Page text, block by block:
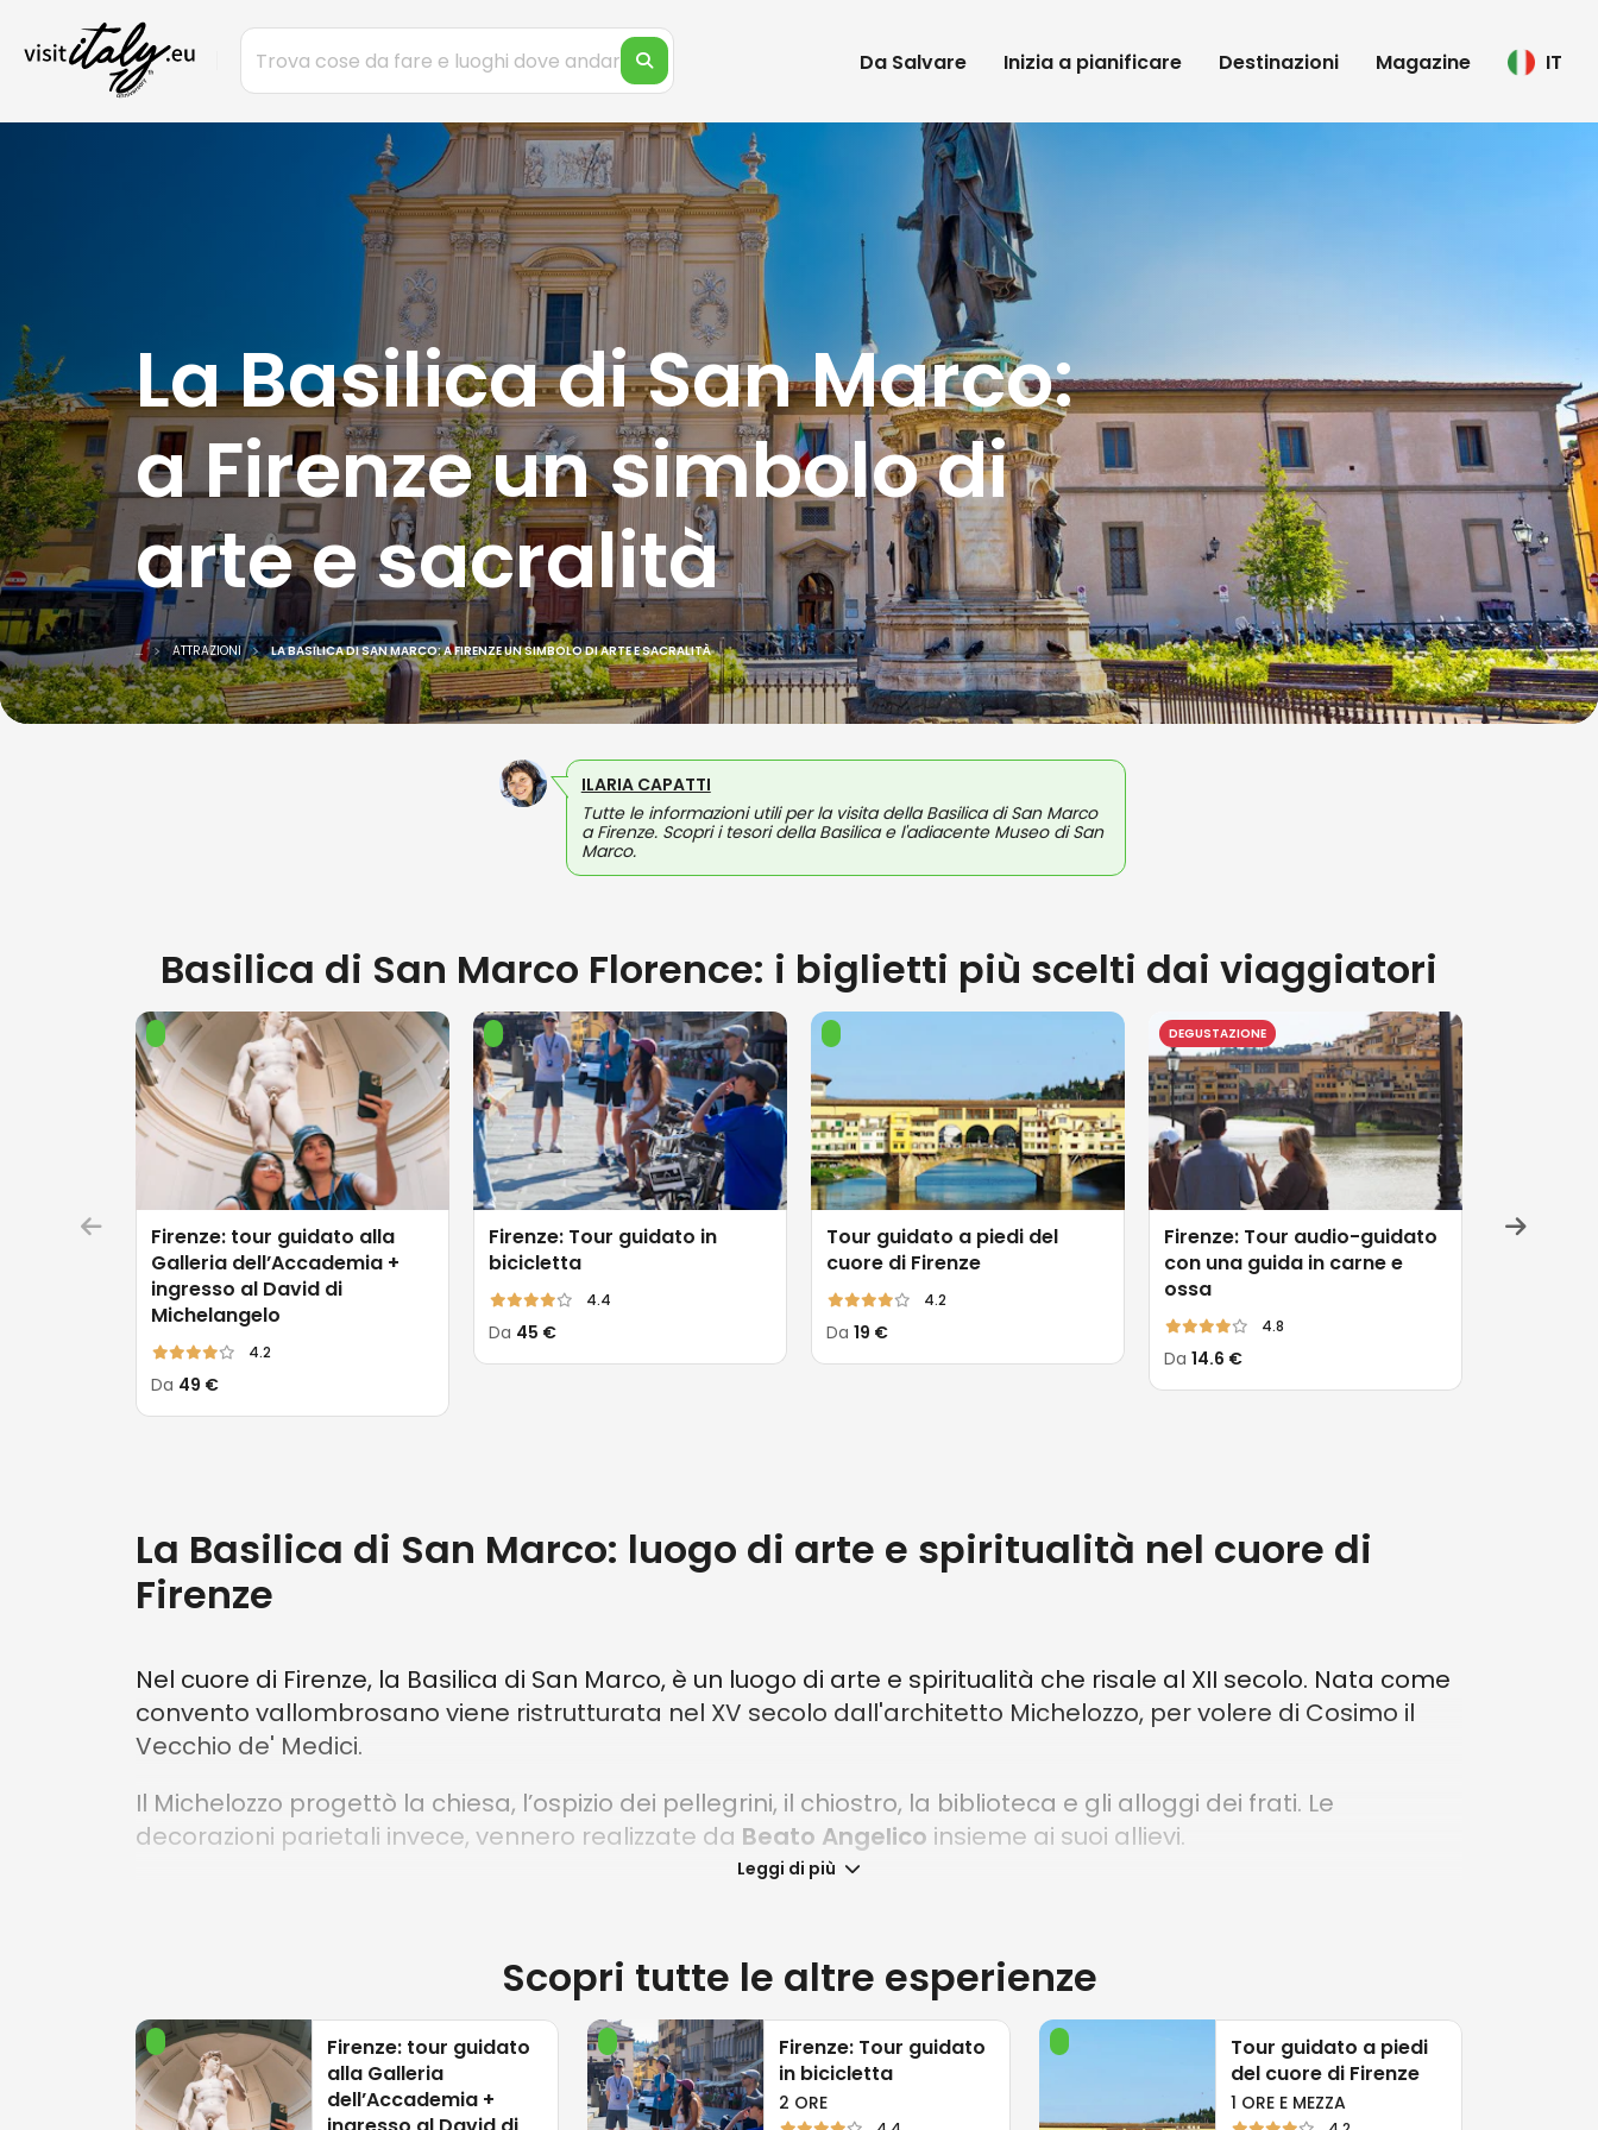
Da Salvare Inizia a pianificare Destinazioni Magazine IT
La Basilica di San Marco:
a Firenze un simbolo di
arte e sacralità
... ATTRAZIONI LA BASILICA DI SAN MARCO: A FIRENZE UN SIMBOLO DI ARTE E SACRALITÀ
ILARIA CAPATTI
Tutte le informazioni utili per la visita della Basilica di San Marco
a Firenze. Scopri i tesori della Basilica e l'adiacente Museo di San
Marco.
Basilica di San Marco Florence: i biglietti più scelti dai viaggiatori
Firenze: tour guidato alla
Galleria dell’Accademia +
ingresso al David di
Michelangelo
4.2
Da 49 €
Firenze: Tour guidato in
bicicletta
4.4
Da 45 €
Tour guidato a piedi del
cuore di Firenze
4.2
Da 19 €
DEGUSTAZIONE
Firenze: Tour audio-guidato
con una guida in carne e
ossa
4.8
Da 14.6 €
Fiume
La Basilica di San Marco: luogo di arte e spiritualità nel cuore di
Firenze
Nel cuore di Firenze, la Basilica di San Marco, è un luogo di arte e spiritualità che risale al XII secolo. Nata come
convento vallombrosano viene ristrutturata nel XV secolo dall'architetto Michelozzo, per volere di Cosimo il
Vecchio de' Medici.
Il Michelozzo progettò la chiesa, l’ospizio dei pellegrini, il chiostro, la biblioteca e gli alloggi dei frati. Le
decorazioni parietali invece, vennero realizzate da Beato Angelico insieme ai suoi allievi.
tra cui spiccano la "Visione di San Tommaso d'Aquino" di Santi di Tito, la "Madonna con
Santi" di Fra Bartolomeo e il grande mosaico della Vergine, risalente al 750 d.C.
Anticamente, le pareti erano decorate da affreschi trecenteschi, di cui oggi rimangono alcune tracce
suggestive.
Leggi di più
Scopri tutte le altre esperienze
Firenze: tour guidato
alla Galleria
dell’Accademia +
Firenze: Tour guidato
in bicicletta
2 ORE
Tour guidato a piedi
del cuore di Firenze
1 ORE E MEZZA